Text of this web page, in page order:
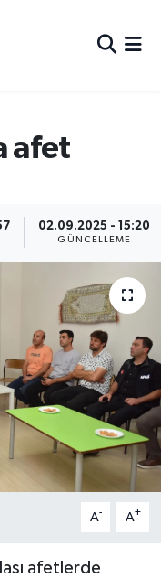
afet
02.09.2025 - 15:20
GÜNCELLEME
A- A+
afetlerde